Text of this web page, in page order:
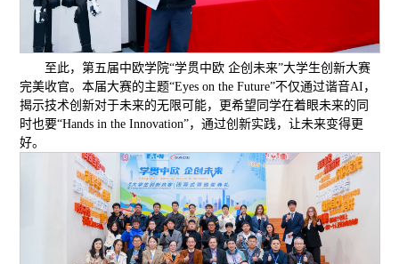
至此，第五届中欧学院“学贯中欧 企创未来”大学生创新大赛
完美收官。本届大赛的主题“Eyes on the Future”不仅通过谐音AI，
揭示技术创新对于未来的无限可能，更希望同学在着眼未来的同
时也要“Hands in the Innovation”，通过创新实践，让未来变得更
好。